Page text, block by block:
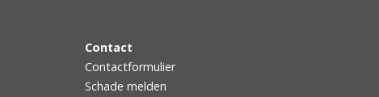
Contact
Contactformulier
Schade melden